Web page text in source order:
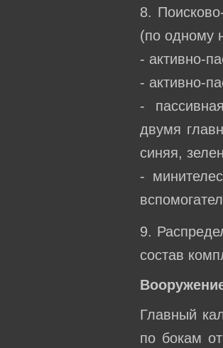
8.
(по одному
- активно-
- активно-
-
двумя
синяя,
-
9.
состав
Главный
по бокам